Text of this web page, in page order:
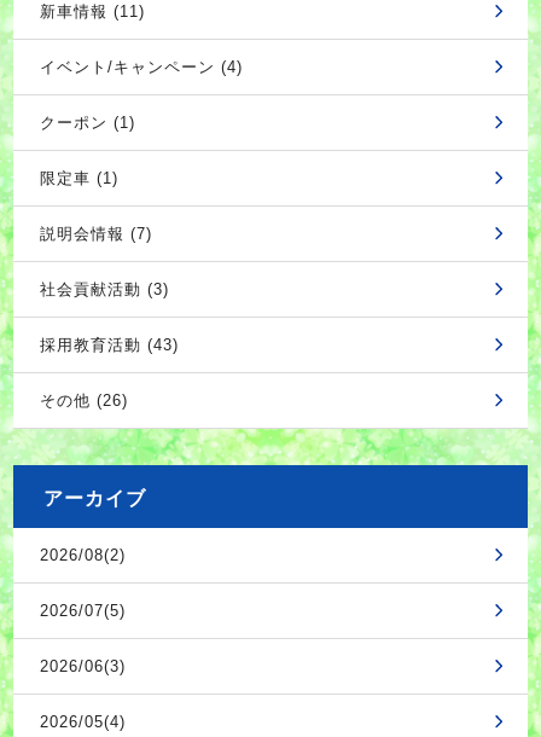
新車情報 (11)
イベント/キャンペーン (4)
クーポン (1)
限定車 (1)
説明会情報 (7)
社会貢献活動 (3)
採用教育活動 (43)
その他 (26)
アーカイブ
2026/08(2)
2026/07(5)
2026/06(3)
2026/05(4)